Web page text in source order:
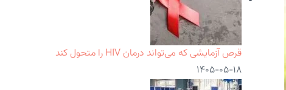
قرص آزمایشی که می‌تواند درمان HIV را متحول کند
۱۴۰۵-۰۵-۱۸